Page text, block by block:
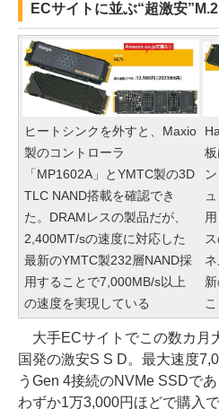
ECサイトに並ぶ“超激安
ヒートシンクを外すと、Maxio
製のコントローラ
「MP1602A」とYMTC製の3D
TLC NAND搭載を確認でき
た。DRAMレスの製品だが、
2,400MT/sの速度に対応した
最新のYMTC製232層NAND採
用することで7,000MB/s以上
の速度を実現している
大手ECサイトでこの数カ月
国発の激安S S D。最大速度
うGen 4接続のNVMe SSDで
わずか1万3,000円ほどで購入